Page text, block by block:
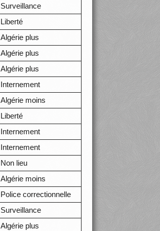
Surveillance
Liberté
Algérie plus
Algérie plus
Algérie plus
Internement
Algérie moins
Liberté
Internement
Internement
Non lieu
Algérie moins
Police correctionnelle
Surveillance
Algérie plus